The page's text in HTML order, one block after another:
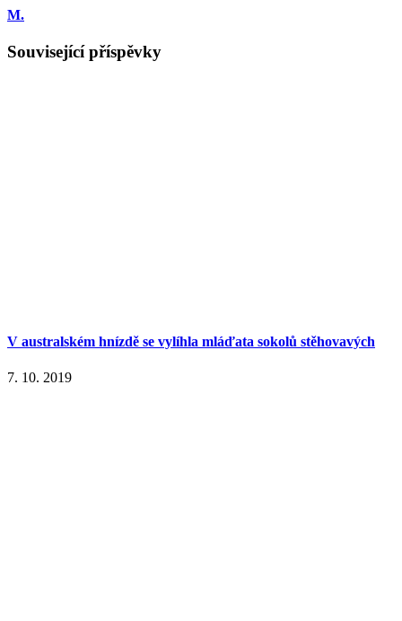
M.
Související příspěvky
V australském hnízdě se vylíhla mláďata sokolů stěhovavých
7. 10. 2019